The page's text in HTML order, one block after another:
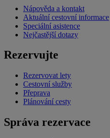
Nápověda a kontakt
Aktuální cestovní informace
Speciální asistence
Nejčastější dotazy
Rezervujte
Rezervovat lety
Cestovní služby
Přeprava
Plánování cesty
Správa rezervace